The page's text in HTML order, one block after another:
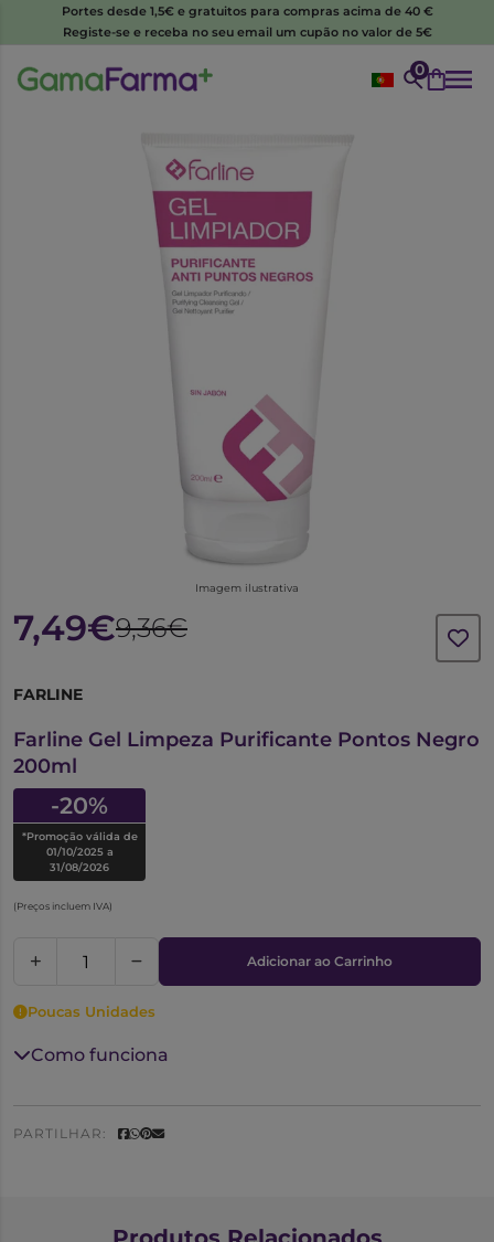
Portes desde 1,5€ e gratuitos para compras acima de 40 €
Registe-se e receba no seu email um cupão no valor de 5€
0
Imagem ilustrativa
7,49€9,36€
FARLINE
Farline Gel Limpeza Purificante Pontos Negro
200ml
-20%
*Promoção válida de
01/10/2025 a
31/08/2026
(Preços incluem IVA)
Adicionar ao Carrinho
Poucas Unidades
Como funciona
PARTILHAR: